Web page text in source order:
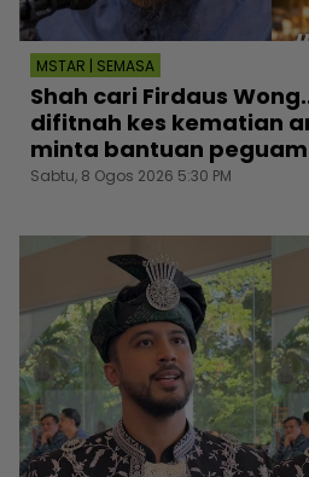
MSTAR | SEMASA
Shah cari Firdaus
difitnah kes kematian
minta bantuan
Sabtu, 8 Ogos 2026 5:30 PM